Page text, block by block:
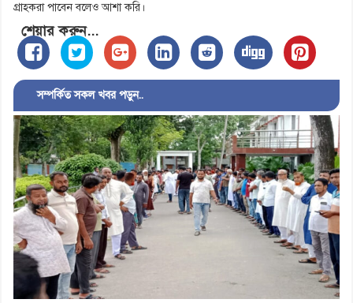
গ্রাহকরা পাবেন বলেও আশা করি।
শেয়ার করুন...
সম্পর্কিত সকল খবর পড়ুন..